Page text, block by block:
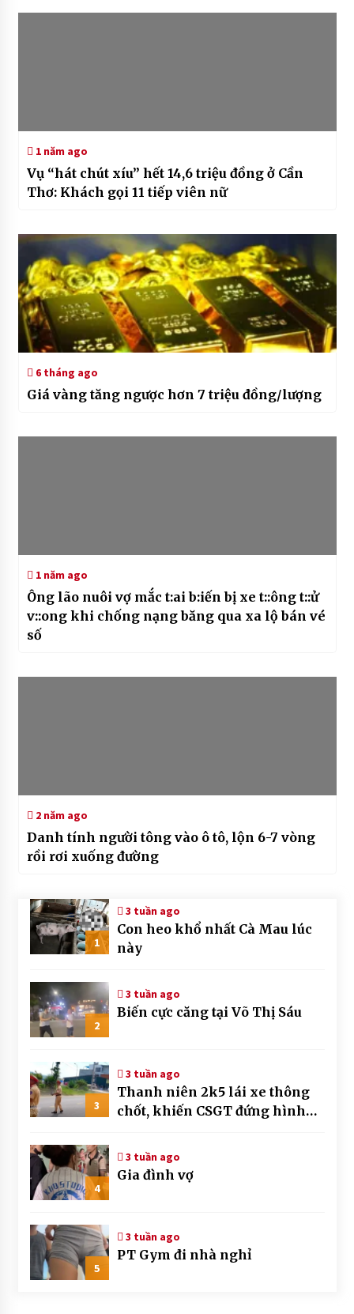
1 năm ago
Vụ “hát chút xíu” hết 14,6 triệu đồng ở Cần
Thơ: Khách gọi 11 tiếp viên nữ
6 tháng ago
Giá vàng tăng ngược hơn 7 triệu đồng/lượng
1 năm ago
Ông lão nuôi vợ mắc t:ai b:iến bị xe t::ông t::ử
v::ong khi chống nạng băng qua xa lộ bán vé
số
2 năm ago
Danh tính người tông vào ô tô, lộn 6-7 vòng
rồi rơi xuống đường
1
3 tuần ago
Con heo khổ nhất Cà Mau lúc
này
2
3 tuần ago
Biến cực căng tại Võ Thị Sáu
3
3 tuần ago
Thanh niên 2k5 lái xe thông
chốt, khiến CSGT đứng hình
4
3 tuần ago
Gia đình vợ
5
3 tuần ago
PT Gym đi nhà nghỉ